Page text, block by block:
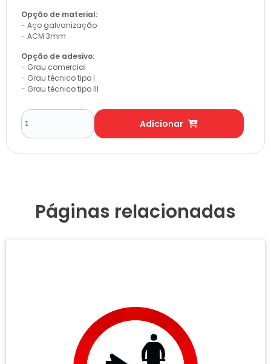
Opção de material:
- Aço galvanização
- ACM 3mm
Opção de adesivo:
- Grau comercial
- Grau técnico tipo I
- Grau técnico tipo III
Adicionar
Páginas relacionadas